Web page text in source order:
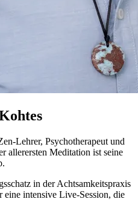
Lehrer, Psychotherapeut und
allerersten Meditation ist seine
in der Achtsamkeitspraxis
eine intensive Live-Session, die